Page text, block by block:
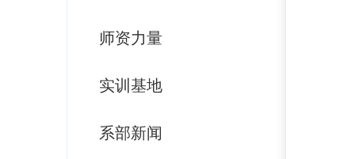
师资力量
实训基地
系部新闻